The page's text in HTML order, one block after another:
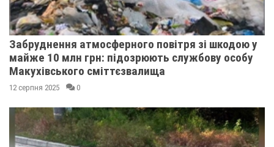
Забруднення атмосферного повітря зі шкодою у
майже 10 млн грн: підозрюють службову особу
Макухівського сміттєзвалища
12 серпня 2025 0